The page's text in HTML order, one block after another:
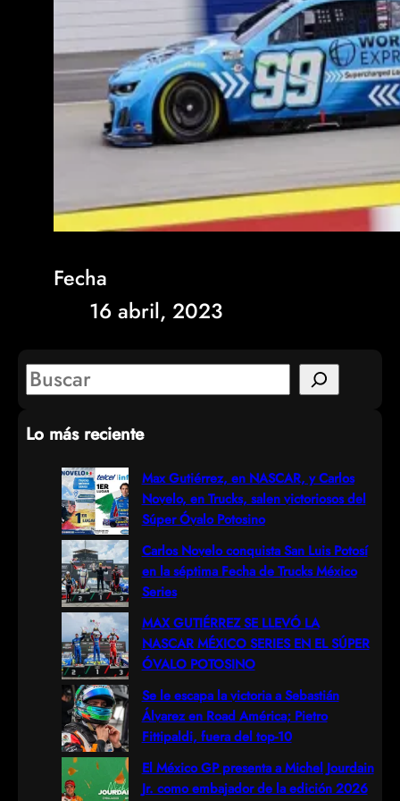
Fecha
16 abril, 2023
S
a
Lo más reciente
Max Gutiérrez, en NASCAR, y Carlos
Novelo, en Trucks, salen victoriosos del
Súper Óvalo Potosino
Carlos Novelo conquista San Luis Potosí
en la séptima Fecha de Trucks México
Series
MAX GUTIÉRREZ SE LLEVÓ LA
NASCAR MÉXICO SERIES EN EL SÚPER
ÓVALO POTOSINO
Se le escapa la victoria a Sebastián
Álvarez en Road América; Pietro
Fittipaldi, fuera del top-10
El México GP presenta a Michel Jourdain
Jr. como embajador de la edición 2026